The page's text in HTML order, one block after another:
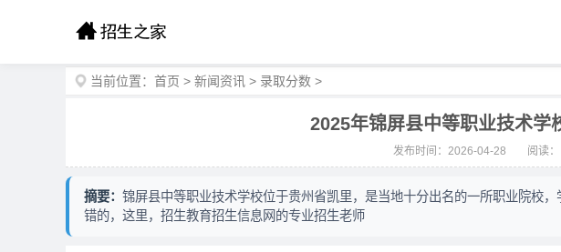
当前位置： 首页 > 新闻资讯 > 录取分数 >
2025年锦屏县中等职业技术学
发布时间：2026-04-28 阅读：
摘要： 锦屏县中等职业技术学校位于贵州省凯里，是当地十分出名的一所职业院校
错的，这里，招生教育招生信息网的专业招生老师